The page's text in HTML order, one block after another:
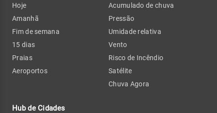
Hoje
Amanhã
Fim de semana
15 dias
Praias
Aeroportos
Hub de Cidades
Acumulado de chuva
Pressão
Umidade relativa
Vento
Risco de Incêndio
Satélite
Chuva Agora